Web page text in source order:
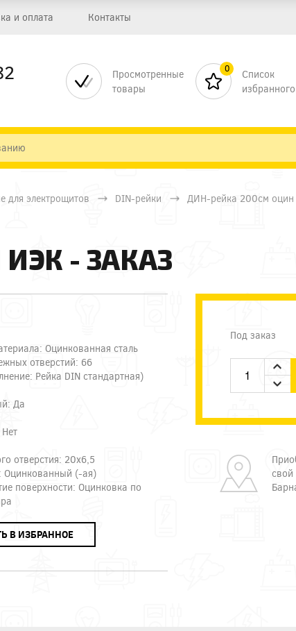
и оплата Контакты
Просмотренные
товары
0
Список
избранного
для электрощитов DIN-рейки ДИН-рейка 200см
- ЗАКАЗ
Оцинкованная сталь
отверстий: 66
Рейка DIN стандартная)
Да
отверстия: 20х6,5
Оцинкованный (-ая)
поверхности: Оцинковка по
В ИЗБРАННОЕ
Под заказ